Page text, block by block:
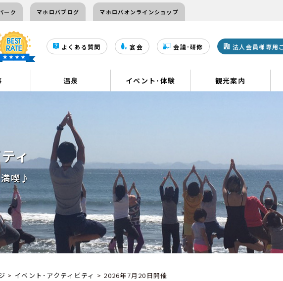
ーク マホロバブログ マホロバオンラインショップ
よくある質問 宴会 会議･研修 法人会員様専用
温泉 イベント･体験 観光案内
ィ
喫♪
> イベント･アクティビティ > 2026年7月20日開催